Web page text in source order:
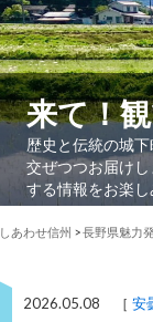
来て！
歴史と伝統の城
交ぜつつお届け
する情報をお楽し
しあわせ信州 >長野県魅力
2026.05.08 ［ 安